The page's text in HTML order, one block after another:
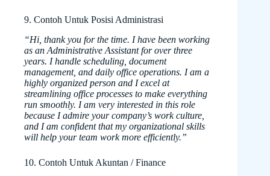
9. Contoh Untuk Posisi Administrasi
“Hi, thank you for the time. I have been working
as an Administrative Assistant for over three
years. I handle scheduling, document
management, and daily office operations. I am a
highly organized person and I excel at
streamlining office processes to make everything
run smoothly. I am very interested in this role
because I admire your company’s work culture,
and I am confident that my organizational skills
will help your team work more efficiently.”
10. Contoh Untuk Akuntan / Finance